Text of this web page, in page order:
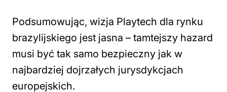
Podsumowując, wizja Playtech dla rynku
brazylijskiego jest jasna – tamtejszy hazard
musi być tak samo bezpieczny jak w
najbardziej dojrzałych jurysdykcjach
europejskich.